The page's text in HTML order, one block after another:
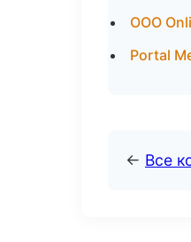
ООО
Portal
← Все